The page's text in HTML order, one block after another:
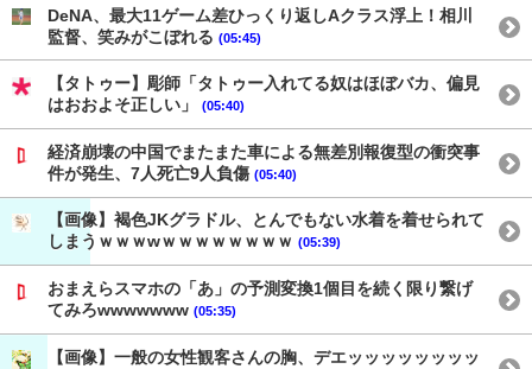
DeNA、最大11ゲーム差ひっくり返しAクラス浮上！相川
監督、笑みがこぼれる (05:45)
【タトゥー】彫師「タトゥー入れてる奴はほぼバカ、偏見
はおおよそ正しい」
(05:40)
経済崩壊の中国でまたまた車による無差別報復型の衝突事
件が発生、7人死亡9人負傷 (05:40)
【画像】褐色JKグラドル、とんでもない水着を着せられて
しまうｗｗｗwｗｗｗｗｗｗｗｗ (05:39)
おまえらスマホの「あ」の予測変換1個目を続く限り繋げ
てみろwwwwwww (05:35)
【画像】一般の女性観客さんの胸、デエッッッッッッッッ